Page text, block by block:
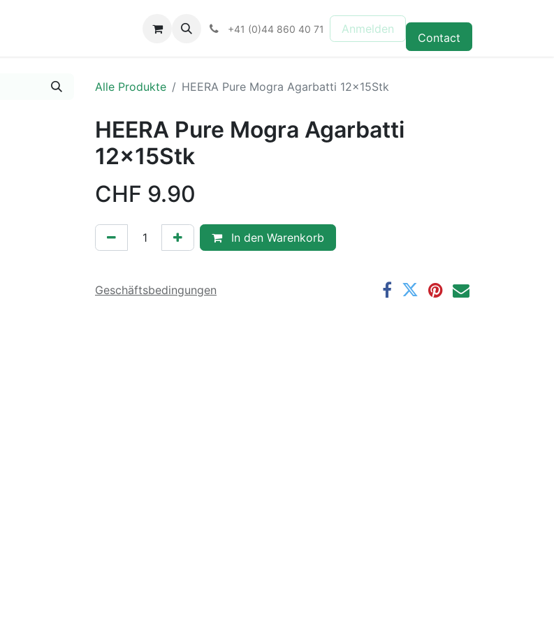
+41 (0)44 860 40 71 Anmelden
Contact
Alle Produkte HEERA Pure Mogra Agarbatti 12x15Stk
HEERA Pure Mogra Agarbatti
12x15Stk
CHF 9.90
In den Warenkorb
Geschäftsbedingungen